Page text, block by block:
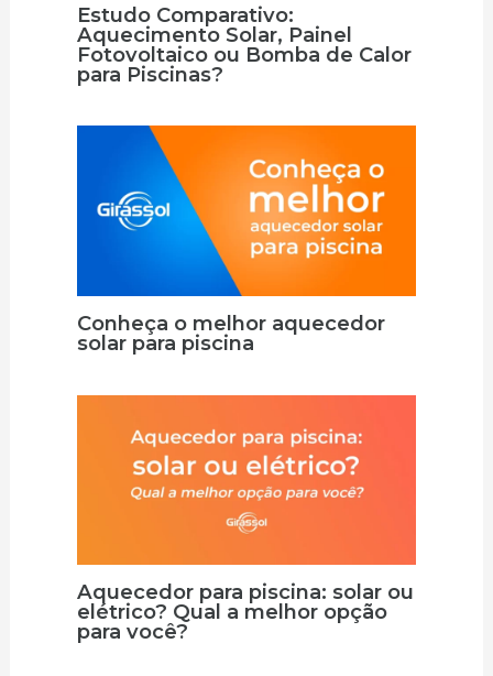
Estudo Comparativo:
Aquecimento Solar, Painel
Fotovoltaico ou Bomba de Calor
para Piscinas?
Conheça o melhor aquecedor
solar para piscina
Aquecedor para piscina: solar ou
elétrico? Qual a melhor opção
para você?